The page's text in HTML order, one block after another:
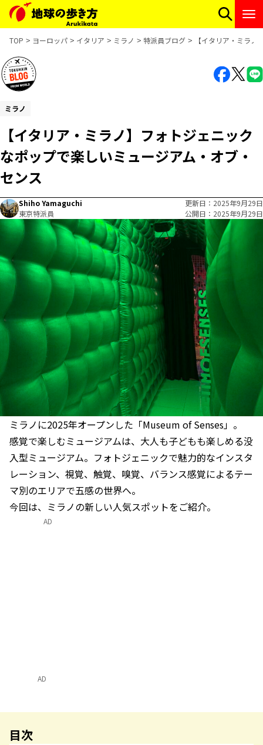
TOP ヨーロッパ イタリア ミラノ 特派員ブログ 【イタリア・ミラ
ミラノ
【イタリア・ミラノ】フォトジェニック
なポップで楽しいミュージアム・オブ・
センス
Shiho Yamaguchi
東京特派員
更新日
2025年9月29日
公開日
2025年9月29日
ミラノに2025年オープンした「Museum of Senses」。
感覚で楽しむミュージアムは、大人も子どもも楽しめる没
入型ミュージアム。フォトジェニックで魅力的なインスタ
レーション、視覚、触覚、嗅覚、バランス感覚によるテー
マ別のエリアで五感の世界へ。
今回は、ミラノの新しい人気スポットをご紹介。
AD
目次
AD